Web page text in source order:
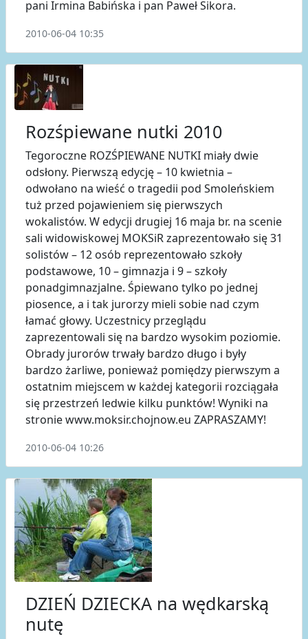
pani Irmina Babińska i pan Paweł Sikora.
2010-06-04 10:35
Rozśpiewane nutki 2010
Tegoroczne ROZŚPIEWANE NUTKI miały dwie
odsłony. Pierwszą edycję – 10 kwietnia –
odwołano na wieść o tragedii pod Smoleńskiem
tuż przed pojawieniem się pierwszych
wokalistów. W edycji drugiej 16 maja br. na scenie
sali widowiskowej MOKSiR zaprezentowało się 31
solistów – 12 osób reprezentowało szkoły
podstawowe, 10 – gimnazja i 9 – szkoły
ponadgimnazjalne. Śpiewano tylko po jednej
piosence, a i tak jurorzy mieli sobie nad czym
łamać głowy. Uczestnicy przeglądu
zaprezentowali się na bardzo wysokim poziomie.
Obrady jurorów trwały bardzo długo i były
bardzo żarliwe, ponieważ pomiędzy pierwszym a
ostatnim miejscem w każdej kategorii rozciągała
się przestrzeń ledwie kilku punktów! Wyniki na
stronie www.moksir.chojnow.eu ZAPRASZAMY!
2010-06-04 10:26
DZIEŃ DZIECKA na wędkarską
nutę